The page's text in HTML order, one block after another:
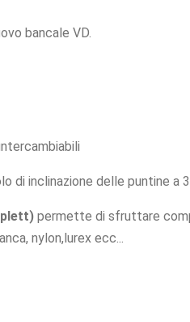
bancale VD.
di inclinazione delle puntine a
permette di sfruttare
nylon,lurex ecc...